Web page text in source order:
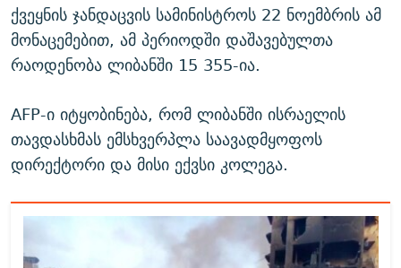
ქვეყნის ჯანდაცვის სამინისტროს 22 ნოემბრის ამ
მონაცემებით, ამ პერიოდში დაშავებულთა
რაოდენობა ლიბანში 15 355-ია.
AFP-ი იტყობინება, რომ ლიბანში ისრაელის
თავდასხმას ემსხვერპლა საავადმყოფოს
დირექტორი და მისი ექვსი კოლეგა.